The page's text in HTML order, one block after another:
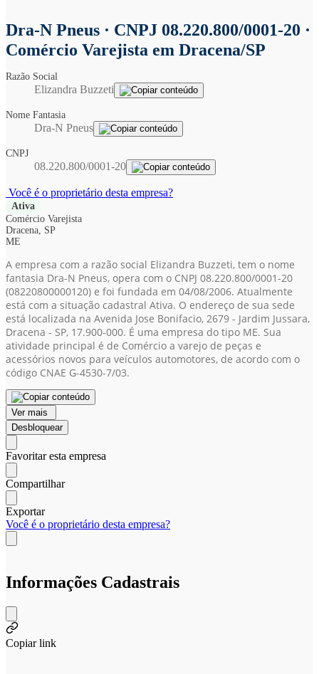
Dra-N Pneus · CNPJ 08.220.800/0001-20 ·
Comércio Varejista em Dracena/SP
Razão Social
Elizandra Buzzeti
Nome Fantasia
Dra-N Pneus
CNPJ
08.220.800/0001-20
Você é o proprietário desta empresa?
Ativa
Comércio Varejista
Dracena, SP
ME
A empresa com a razão social Elizandra Buzzeti, tem o nome
fantasia Dra-N Pneus, opera com o CNPJ 08.220.800/0001-20
(08220800000120) e foi fundada em 04/08/2006. Atualmente
está com a situação cadastral Ativa. O endereço de sua sede
está localizada na Avenida Jose Bonifacio, 2679 - Jardim Jussara,
Dracena - SP, 17.900-000. É uma empresa do tipo ME. Sua
atividade principal é de Comércio a varejo de peças e
acessórios novos para veículos automotores, de acordo com o
código CNAE G-4530-7/03.
Ver mais
Desbloquear
Favoritar esta empresa
Compartilhar
Exportar
Você é o proprietário desta empresa?
Informações Cadastrais
Copiar link